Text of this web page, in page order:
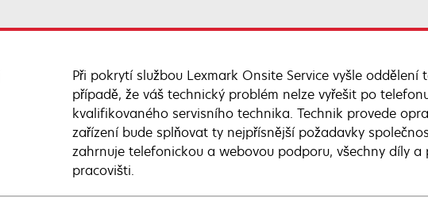
Při pokrytí službou Lexmark Onsite Service vyšle
případě, že váš technický problém nelze vyřešit po
kvalifikovaného servisního technika. Technik provede
zařízení bude splňovat ty nejpřísnější požadavky
zahrnuje telefonickou a webovou podporu, všechny díly
pracovišti.